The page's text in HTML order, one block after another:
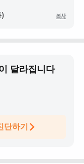
) 복사
달라집니다
단하기